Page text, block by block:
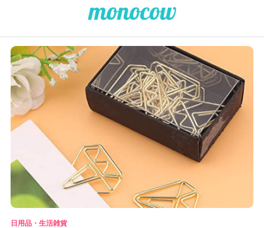
日用品・生活雑貨